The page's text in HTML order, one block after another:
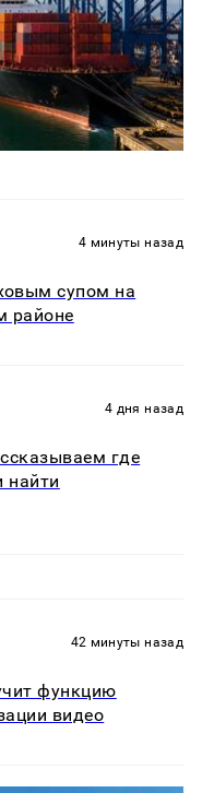
4 минуты назад
супом на
районе
4 дня назад
где
найти
42 минуты назад
функцию
видео